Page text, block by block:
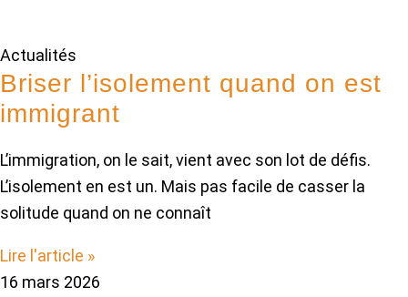
Actualités
Briser l’isolement quand on est
immigrant
L’immigration, on le sait, vient avec son lot de défis.
L’isolement en est un. Mais pas facile de casser la
solitude quand on ne connaît
Lire l'article »
16 mars 2026